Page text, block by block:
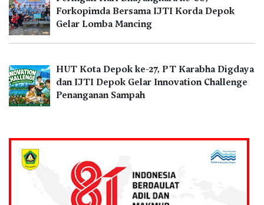
Forkopimda Bersama IJTI Korda Depok
Gelar Lomba Mancing
HUT Kota Depok ke-27, PT Karabha Digdaya
dan IJTI Depok Gelar Innovation Challenge
Penanganan Sampah